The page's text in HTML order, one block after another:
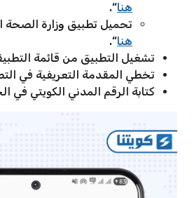
هنا“.
تحميل تطبيق وزارة الصحة
هنا“.
تشغيل التطبيق من قائمة
تخطي المقدمة التعريفية في
كتابة الرقم المدني الكويتي في